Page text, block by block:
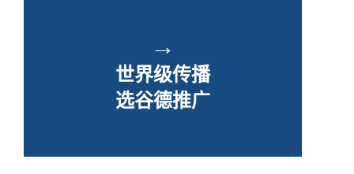
→
世界级传播
选谷德推广